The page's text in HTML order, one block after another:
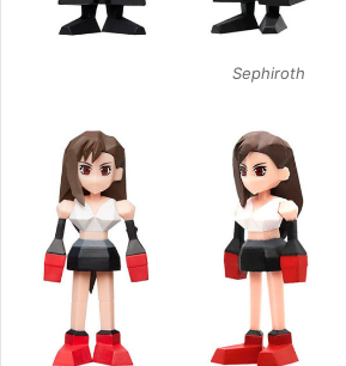
Sephiroth